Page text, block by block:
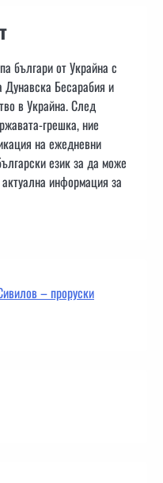
българи от Украйна с
Дунавска Бесарабия и
в Украйна. След
грешка, ние
на ежедневни
език за да може
информация за
– проруски